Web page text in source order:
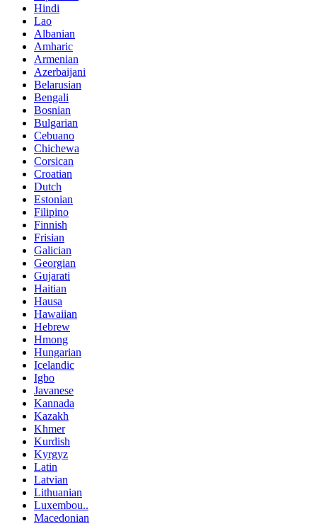
Hindi
Lao
Albanian
Amharic
Armenian
Azerbaijani
Belarusian
Bengali
Bosnian
Bulgarian
Cebuano
Chichewa
Corsican
Croatian
Dutch
Estonian
Filipino
Finnish
Frisian
Galician
Georgian
Gujarati
Haitian
Hausa
Hawaiian
Hebrew
Hmong
Hungarian
Icelandic
Igbo
Javanese
Kannada
Kazakh
Khmer
Kurdish
Kyrgyz
Latin
Latvian
Lithuanian
Luxembou..
Macedonian